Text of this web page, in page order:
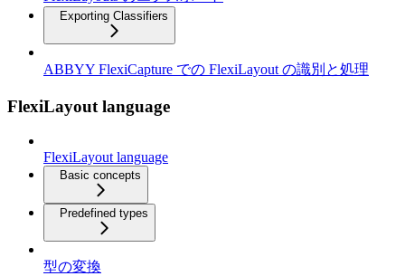
Exporting Classifiers
ABBYY FlexiCapture での FlexiLayout の識別と処理
FlexiLayout language
FlexiLayout language
Basic concepts
Predefined types
型の変換